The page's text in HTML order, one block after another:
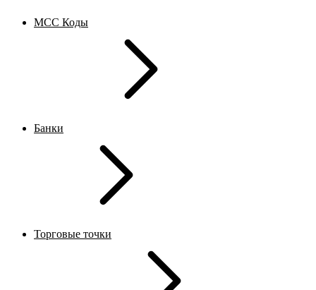
MCC Коды
Банки
Торговые точки